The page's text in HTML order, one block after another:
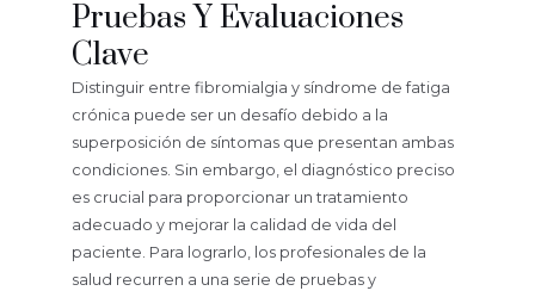
Pruebas Y Evaluaciones
Clave
Distinguir entre fibromialgia y síndrome de fatiga
crónica puede ser un desafío debido a la
superposición de síntomas que presentan ambas
condiciones. Sin embargo, el diagnóstico preciso
es crucial para proporcionar un tratamiento
adecuado y mejorar la calidad de vida del
paciente. Para lograrlo, los profesionales de la
salud recurren a una serie de pruebas y